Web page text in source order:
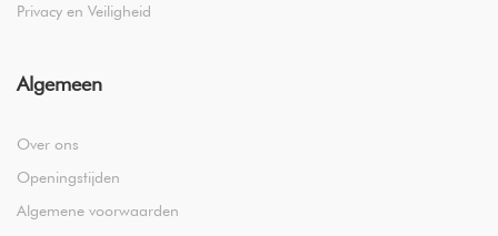
Privacy en Veiligheid
Algemeen
Over ons
Openingstijden
Algemene voorwaarden